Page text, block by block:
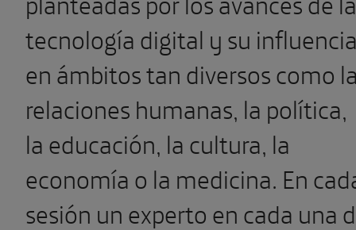
tecnología digital y su
en ámbitos tan diversos como
relaciones humanas, la política,
la educación, la cultura, la
economía o la medicina. En
sesión un experto en cada una